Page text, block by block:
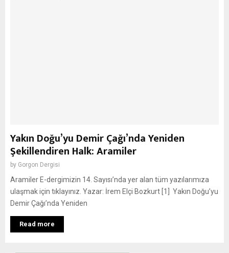
Yakın Doğu’yu Demir Çağı’nda Yeniden
Şekillendiren Halk: Aramiler
by Gorgon Dergisi
Aramiler E-dergimizin 14. Sayısı’nda yer alan tüm yazılarımıza
ulaşmak için tıklayınız. Yazar: İrem Elçi Bozkurt [1] Yakın Doğu’yu
Demir Çağı’nda Yeniden
Read more